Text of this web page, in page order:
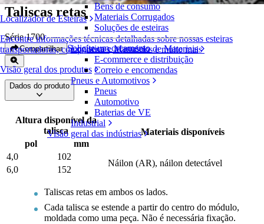
Localizador de Esteiras
Encontre informações técnicas detalhadas sobre nossas esteiras
transportadoras, componentes, acessórios e muito mais
Visão geral dos produtos
Bens de consumo
Materiais Corrugados
Soluções de esteiras
Logística e Manuseio de Materiais
E-commerce e distribuição
Correio e encomendas
Pneus e Automotivos
Pneus
Automotivo
Baterias de VE
Industrial
Visão geral das indústrias
Taliscas retas
Série 1700
Compartilhar Solicite um orçamento
Dados do produto
Altura disponível da
talisca
Materiais disponíveis
pol
mm
4,0
102
Náilon (AR), náilon detectável
6,0 152
Taliscas retas em ambos os lados.
Cada talisca se estende a partir do centro do módulo,
moldada como uma peça. Não é necessária fixação.